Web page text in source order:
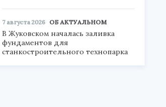
7 августа 2026 ОБ АКТУАЛЬНОМ
В Жуковском началась заливка
фундаментов для
станкостроительного технопарка